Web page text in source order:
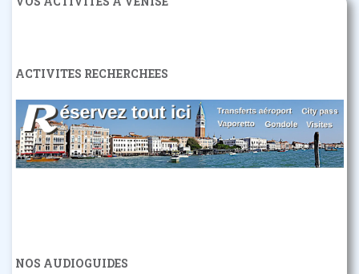
ACTIVITES RECHERCHEES
NOS AUDIOGUIDES